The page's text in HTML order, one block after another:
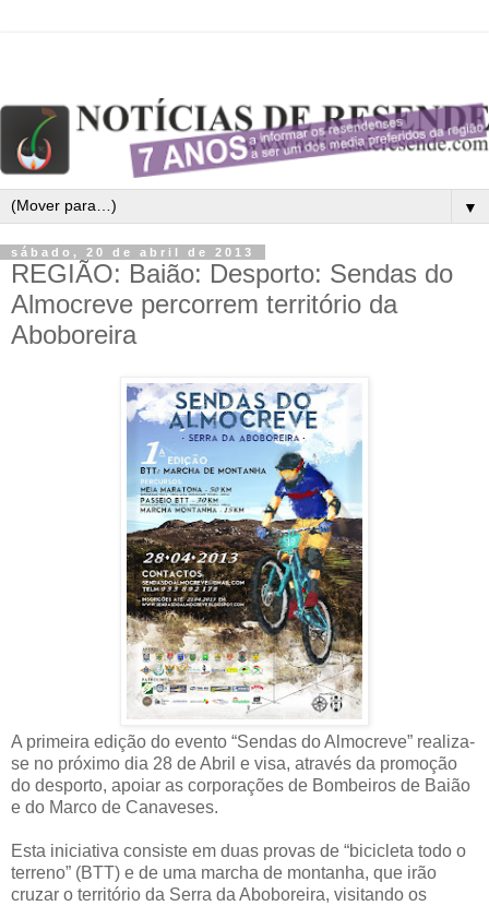
▼
sábado, 20 de abril de 2013
REGIÃO: Baião: Desporto: Sendas do
Almocreve percorrem território da
Aboboreira
A primeira edição do evento “Sendas do Almocreve” realiza-
se no próximo dia 28 de Abril e visa, através da promoção
do desporto, apoiar as corporações de Bombeiros de Baião
e do Marco de Canaveses.
Esta iniciativa consiste em duas provas de “bicicleta todo o
terreno” (BTT) e de uma marcha de montanha, que irão
cruzar o território da Serra da Aboboreira, visitando os